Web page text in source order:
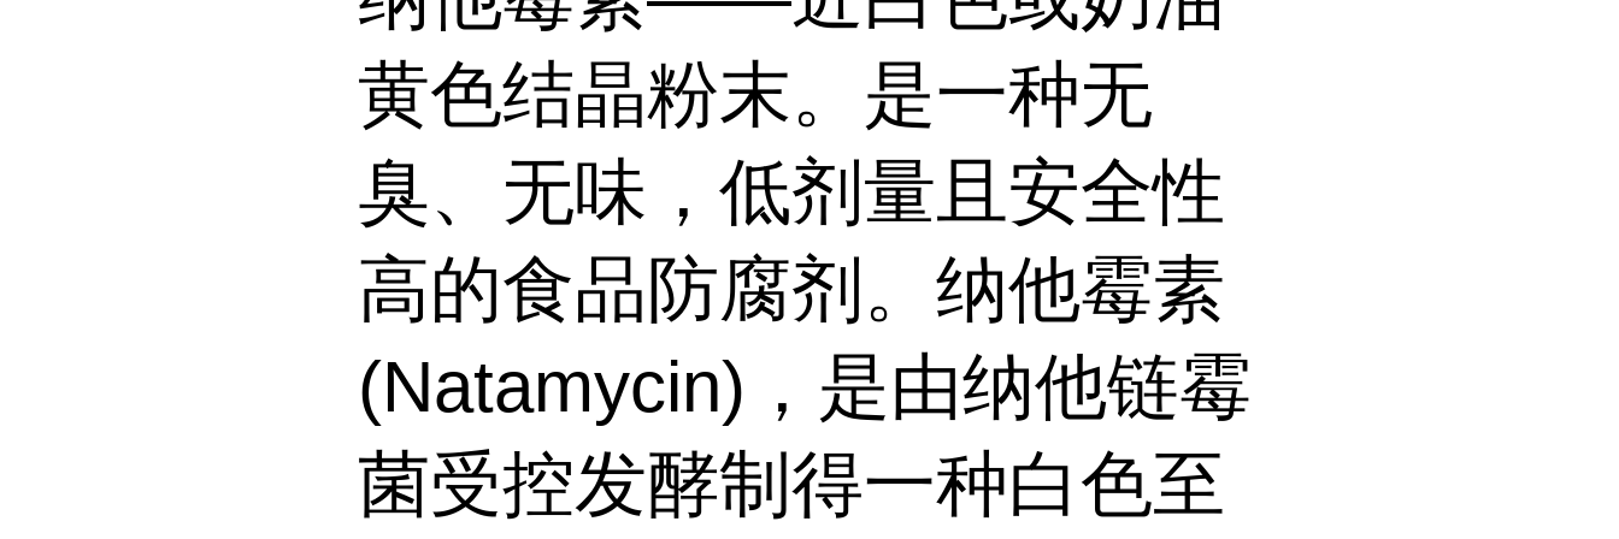
黄色结晶粉末。是一种无
臭、无味，低剂量且安全性
高的食品防腐剂。纳他霉素
(Natamycin)，是由纳他链霉
菌受控发酵制得一种白色至